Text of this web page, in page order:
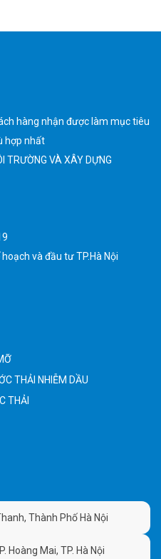
hàng nhận được làm mục tiêu
hợp nhất
TRƯỜNG VÀ XÂY DỰNG
và đầu tư TP.Hà Nội
THẢI NHIỄM DẦU
THẢI
Thành Phố Hà Nội
Hoàng Mai, TP. Hà Nội